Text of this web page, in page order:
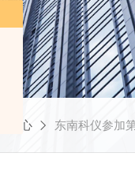
中心 东南科仪参加第十